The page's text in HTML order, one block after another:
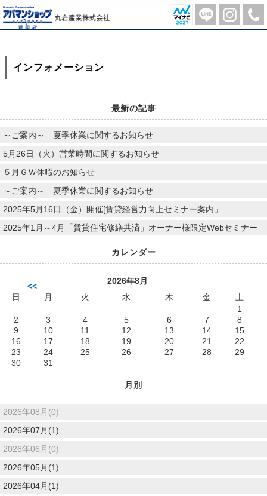
月別一覧【2020年8月】 | 蓮田市の不動産のことならアパマンショップ蓮田店-丸岩産業株式会社-
インフォメーション
最新の記事
～ご案内～ 夏季休業に関するお知らせ
5月26日（火）営業時間に関するお知らせ
５月ＧＷ休暇のお知らせ
～ご案内～ 夏季休業に関するお知らせ
2025年5月16日（金）開催[賃貸経営力向上セミナー案内」
2025年1月～4月「賃貸住宅修繕共済」オーナー様限定Webセミナー
カレンダー
<<
2026年8月
日
月 火 水 木 金
土
1
2
3 4 5 6 7
8
9
10 11 12 13 14
15
16
17 18 19 20 21
22
23
24 25 26 27 28
29
30
31
月別
2026年08月(0)
2026年07月(1)
2026年06月(0)
2026年05月(1)
2026年04月(1)